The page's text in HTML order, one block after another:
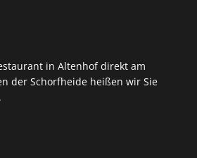
in Altenhof direkt am
der Schorfheide heißen wir Sie